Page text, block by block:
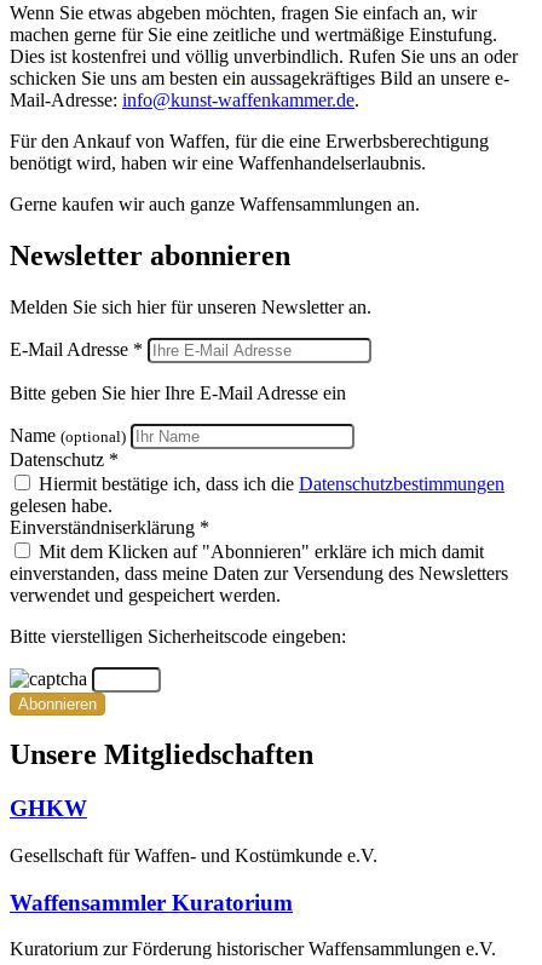
Wenn Sie etwas abgeben möchten, fragen Sie einfach an, wir
machen gerne für Sie eine zeitliche und wertmäßige Einstufung.
Dies ist kostenfrei und völlig unverbindlich. Rufen Sie uns an oder
schicken Sie uns am besten ein aussagekräftiges Bild an unsere e-
Mail-Adresse: info@kunst-waffenkammer.de.
Für den Ankauf von Waffen, für die eine Erwerbsberechtigung
benötigt wird, haben wir eine Waffenhandelserlaubnis.
Gerne kaufen wir auch ganze Waffensammlungen an.
Newsletter abonnieren
Melden Sie sich hier für unseren Newsletter an.
E-Mail Adresse *
Bitte geben Sie hier Ihre E-Mail Adresse ein
Name (optional)
Datenschutz *
Hiermit bestätige ich, dass ich die Datenschutzbestimmungen
gelesen habe.
Einverständniserklärung *
Mit dem Klicken auf "Abonnieren" erkläre ich mich damit
einverstanden, dass meine Daten zur Versendung des Newsletters
verwendet und gespeichert werden.
Bitte vierstelligen Sicherheitscode eingeben:
Abonnieren
Unsere Mitgliedschaften
GHKW
Gesellschaft für Waffen- und Kostümkunde e.V.
Waffensammler Kuratorium
Kuratorium zur Förderung historischer Waffensammlungen e.V.